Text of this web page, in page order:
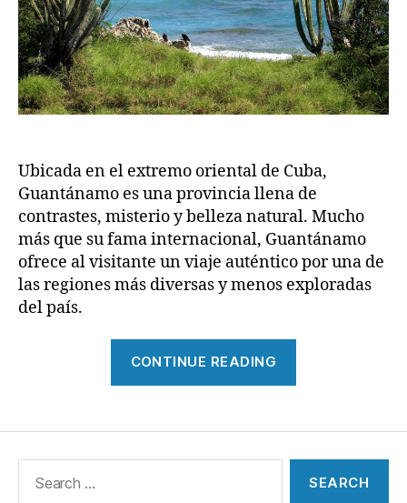
Ubicada en el extremo oriental de Cuba,
Guantánamo es una provincia llena de
contrastes, misterio y belleza natural. Mucho
más que su fama internacional, Guantánamo
ofrece al visitante un viaje auténtico por una de
las regiones más diversas y menos exploradas
del país.
CONTINUE READING
de